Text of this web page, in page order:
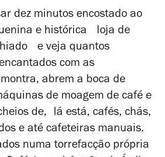
dez minutos encostado ao
e histórica loja de
e veja quantos
com as
abrem a boca de
de moagem de café e
de, lá está, cafés, chás,
e até cafeteiras manuais.
numa torrefacção própria